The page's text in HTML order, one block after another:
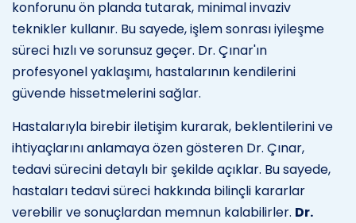
konforunu ön planda tutarak, minimal invaziv
teknikler kullanır. Bu sayede, işlem sonrası iyileşme
süreci hızlı ve sorunsuz geçer. Dr. Çınar'ın
profesyonel yaklaşımı, hastalarının kendilerini
güvende hissetmelerini sağlar.
Hastalarıyla birebir iletişim kurarak, beklentilerini ve
ihtiyaçlarını anlamaya özen gösteren Dr. Çınar,
tedavi sürecini detaylı bir şekilde açıklar. Bu sayede,
hastaları tedavi süreci hakkında bilinçli kararlar
verebilir ve sonuçlardan memnun kalabilirler. Dr.